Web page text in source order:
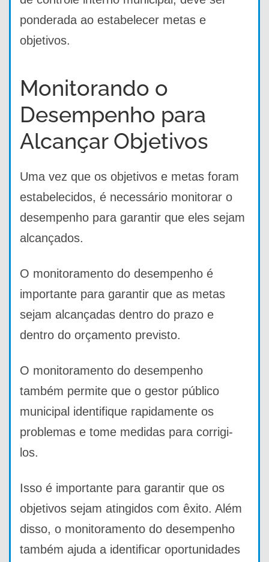
ponderada ao estabelecer metas e
objetivos.
Monitorando o
Desempenho para
Alcançar Objetivos
Uma vez que os objetivos e metas foram
estabelecidos, é necessário monitorar o
desempenho para garantir que eles sejam
alcançados.
O monitoramento do desempenho é
importante para garantir que as metas
sejam alcançadas dentro do prazo e
dentro do orçamento previsto.
O monitoramento do desempenho
também permite que o gestor público
municipal identifique rapidamente os
problemas e tome medidas para corrigi-
los.
Isso é importante para garantir que os
objetivos sejam atingidos com êxito. Além
disso, o monitoramento do desempenho
também ajuda a identificar oportunidades